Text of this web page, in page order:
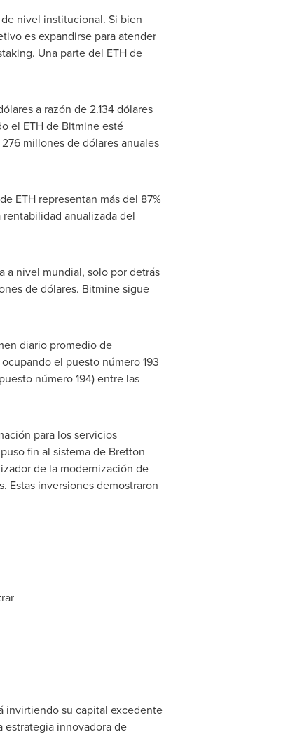
nivel institucional. Si bien
es expandirse para atender
Una parte del ETH de
a razón de 2.134 dólares
el ETH de Bitmine esté
millones de dólares anuales
ETH representan más del 87%
anualizada del
a nivel mundial, solo por detrás
de dólares. Bitmine sigue
diario promedio de
el puesto número 193
número 194) entre las
para los servicios
fin al sistema de Bretton
de la modernización de
Estas inversiones demostraron
invirtiendo su capital excedente
innovadora de